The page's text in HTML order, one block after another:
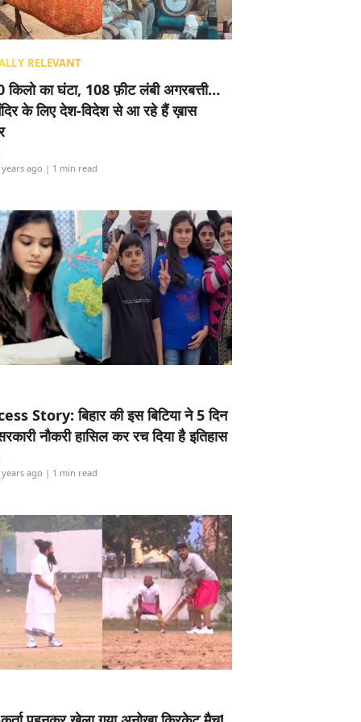
RELEVANT
किलो का घंटा, 108 फ़ीट लंबी अगरबत्ती…
के लिए देश-विदेश से आ रहे हैं ख़ास
ago | 1 min read
Story: बिहार की इस बिटिया ने 5 दिन
नौकरी हासिल कर रच दिया है इतिहास
ago | 1 min read